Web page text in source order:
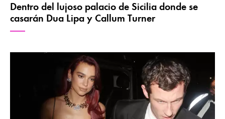
Dentro del lujoso palacio de Sicilia donde se
casarán Dua Lipa y Callum Turner